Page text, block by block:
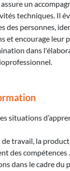
un
techniques. Il
des personnes,
et encourage leur
dans
situations
travail, la
des compétences .
dans le cadre du